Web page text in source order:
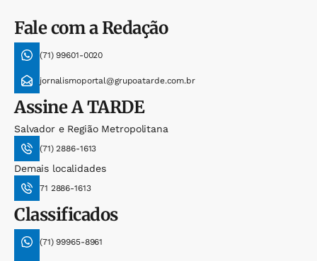
Fale com a Redação
(71) 99601-0020
jornalismoportal@grupoatarde.com.br
AssineA TARDE
Salvador e Região Metropolitana
(71) 2886-1613
Demais localidades
71 2886-1613
Classificados
(71) 99965-8961